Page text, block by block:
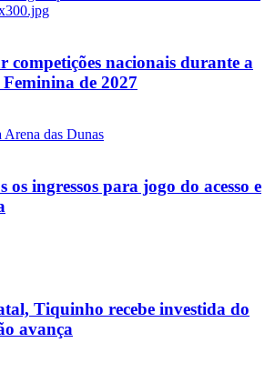
competições nacionais durante a
de 2027
os ingressos para jogo do acesso e
Tiquinho recebe investida do
avança